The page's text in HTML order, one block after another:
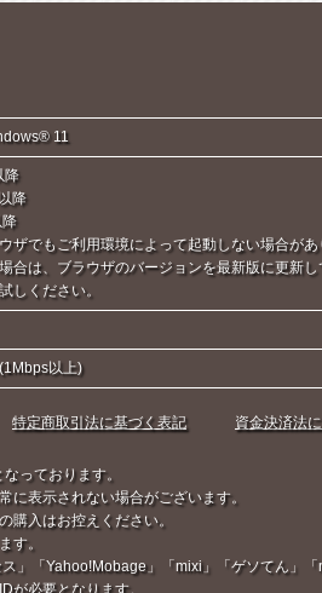
11
降
降
ザでもご利用環境によって起動しない場合があ
合は、ブラウザのバージョンを最新版に更新
しください。
以上)
特定商取引法に基づく表記 資金決済法
っております。
表示されない場合がございます。
入はお控えください。
す。
」「Yahoo!Mobage」「mixi」「ゲソてん」
が必要となります。